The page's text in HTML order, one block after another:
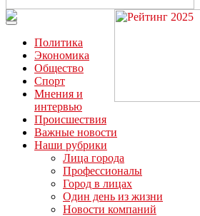
Читайте последние новости дня в
“ЗаНовомосковск”
Политика
Экономика
Общество
Спорт
Мнения и
интервью
Происшествия
Важные новости
Наши рубрики
Лица города
Профессионалы
Город в лицах
Один день из жизни
Новости компаний